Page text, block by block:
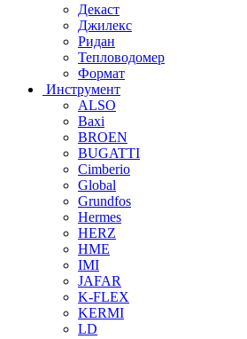
Декаст
Джилекс
Ридан
Тепловодомер
Формат
Инструмент
ALSO
Baxi
BROEN
BUGATTI
Cimberio
Global
Grundfos
Hermes
HERZ
HME
IMI
JAFAR
K-FLEX
KERMI
LD